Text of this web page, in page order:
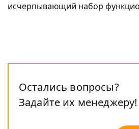
исчерпывающий набор
Остались вопросы?
Задайте их менеджеру!